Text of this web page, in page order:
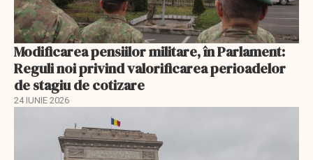
Modificarea pensiilor militare, în Parlament:
Reguli noi privind valorificarea perioadelor
de stagiu de cotizare
24 IUNIE 2026